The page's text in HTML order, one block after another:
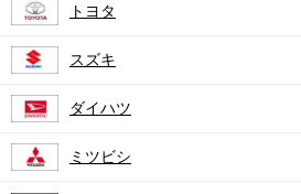
トヨタ
スズキ
ダイハツ
ミツビシ